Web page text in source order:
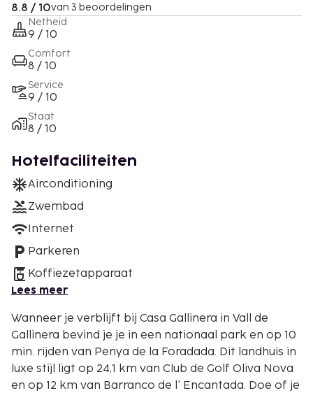
8.8 / 10van 3 beoordelingen
Netheid
9 / 10
Comfort
8 / 10
Service
9 / 10
Staat
8 / 10
Hotelfaciliteiten
Airconditioning
Zwembad
Internet
Parkeren
Koffiezetapparaat
Lees meer
Wanneer je verblijft bij Casa Gallinera in Vall de
Gallinera bevind je je in een nationaal park en op 10
min. rijden van Penya de la Foradada. Dit landhuis in
luxe stijl ligt op 24,1 km van Club de Golf Oliva Nova
en op 12 km van Barranco de l' Encantada. Doe of je